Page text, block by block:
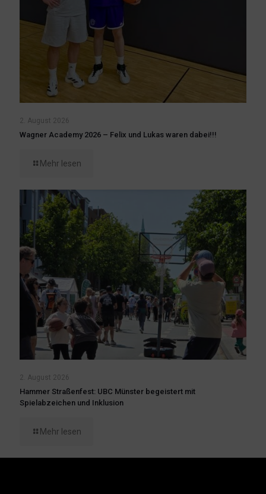
2. August 2026
Wagner Academy 2026 – Felix und Lukas waren dabei!!!
Mehr lesen
2. August 2026
Hammer Straßenfest: UBC Münster begeistert mit
Spielabzeichen und Inklusion
Mehr lesen